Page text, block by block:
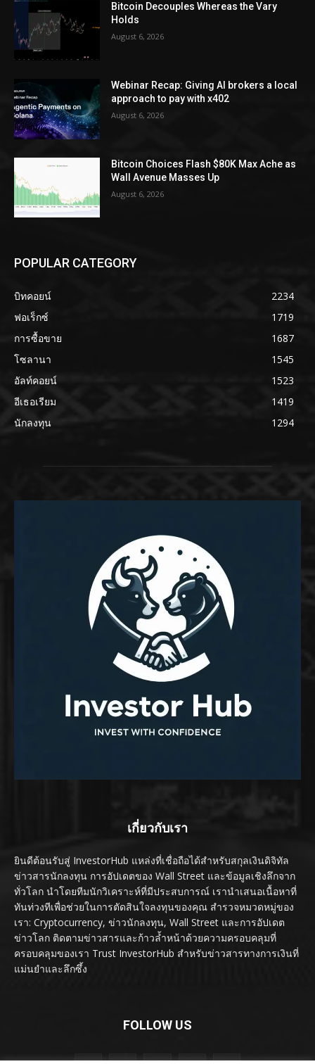
Bitcoin Decouples Whereas the Vary
Holds
August 6, 2026
Webinar Recap: Giving AI brokers a local
approach to pay with x402
August 6, 2026
Bitcoin Choices Flash $80K Max Ache as
Wall Avenue Masses Up
August 6, 2026
POPULAR CATEGORY
บิทคอยน์
2234
ฟอเร็กซ์
1719
การซื้อขาย
1687
โซลานา
1545
อัลท์คอยน์
1523
อีเธอเรียม
1419
นักลงทุน
1294
เกี่ยวกับเรา
ยินดีต้อนรับสู่ InvestorHub แหล่งที่เชื่อถือได้สำหรับสกุลเงินดิจิทัล
ข่าวสารนักลงทุน การอัปเดตของ Wall Street และข้อมูลเชิงลึกจาก
ทั่วโลก นำโดยทีมนักวิเคราะห์ที่มีประสบการณ์ เรานำเสนอเนื้อหาที่
ทันท่วงทีเพื่อช่วยในการตัดสินใจลงทุนของคุณ สำรวจหมวดหมู่ของ
เรา: Cryptocurrency, ข่าวนักลงทุน, Wall Street และการอัปเดต
ข่าวโลก ติดตามข่าวสารและก้าวล้ำหน้าด้วยความครอบคลุมที่
ครอบคลุมของเรา Trust InvestorHub สำหรับข่าวสารทางการเงินที่
แม่นยำและลึกซึ้ง
FOLLOW US